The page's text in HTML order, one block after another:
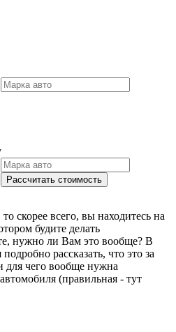
Рассчитать стоимость
скорее всего, вы находитесь на
будите делать
нужно ли Вам это вообще? В
рассказать, что это за
для чего вообще нужна
(правильная - тут